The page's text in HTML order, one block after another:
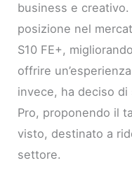
business e
posizione nel
S10 FE+,
offrire
invece, ha deciso
Pro, proponendo il
visto, destinato a
settore.